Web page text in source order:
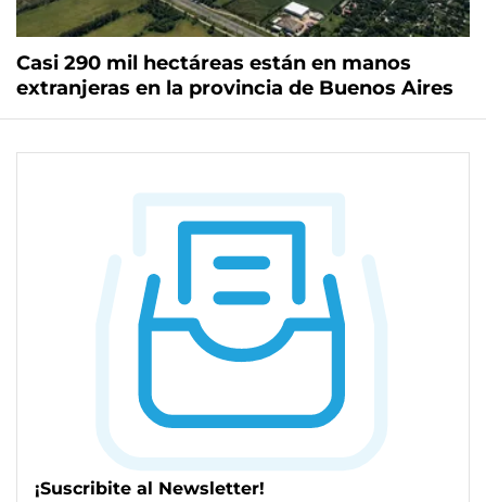
Casi 290 mil hectáreas están en manos
extranjeras en la provincia de Buenos Aires
¡Suscribite al Newsletter!